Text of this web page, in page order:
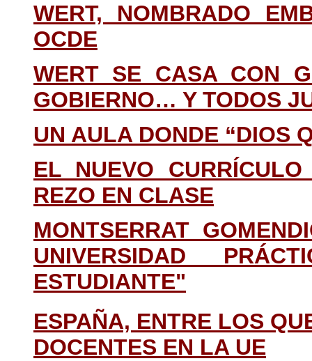
WERT, NOMBRADO
OCDE
WERT SE CASA CON
GOBIERNO… Y TODOS
UN AULA DONDE “DIOS
EL NUEVO
REZO EN CLASE
MONTSERRAT
UNIVERSIDAD
ESTUDIANTE"
ESPAÑA, ENTRE LOS
DOCENTES EN LA UE